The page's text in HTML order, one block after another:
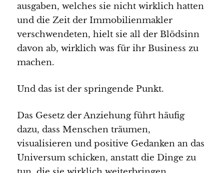
ausgaben, welches sie nicht wirklich hatten
und die Zeit der Immobilienmakler
verschwendeten, hielt sie all der Blödsinn
davon ab, wirklich was für ihr Business zu
machen.
Und das ist der springende Punkt.
Das Gesetz der Anziehung führt häufig
dazu, dass Menschen träumen,
visualisieren und positive Gedanken an das
Universum schicken, anstatt die Dinge zu